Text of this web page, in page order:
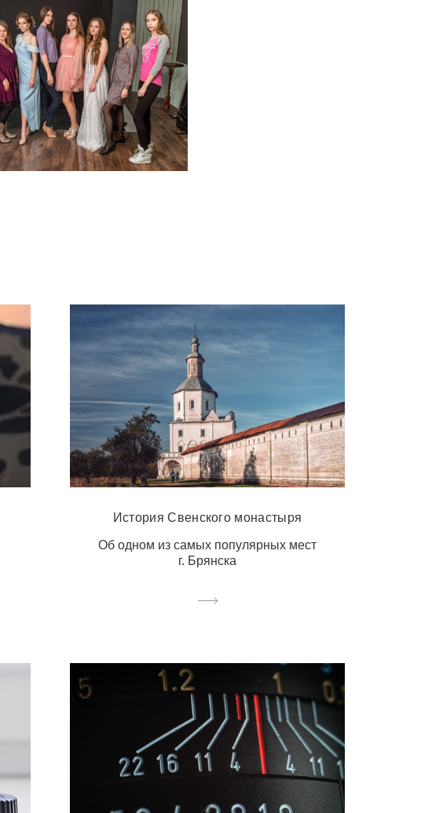
История Свенского монастыря
Об одном из самых популярных мест
г. Брянска